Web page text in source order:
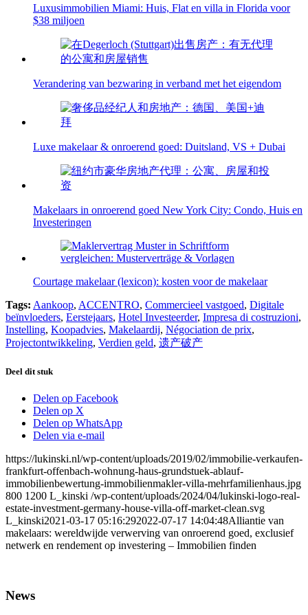
Luxusimmobilien Miami: Huis, Flat en villa in Florida voor
$38 miljoen
Verandering van bezwaring in verband met het eigendom
Luxe makelaar & onroerend goed: Duitsland, VS + Dubai
Makelaars in onroerend goed New York City: Condo, Huis en
Investeringen
Courtage makelaar (lexicon): kosten voor de makelaar
Tags: Aankoop, ACCENTRO, Commercieel vastgoed, Digitale
beïnvloeders, Eerstejaars, Hotel Investeerder, Impresa di costruzioni,
Instelling, Koopadvies, Makelaardij, Négociation de prix,
Projectontwikkeling, Verdien geld, 遗产破产
Deel dit stuk
Delen op Facebook
Delen op X
Delen op WhatsApp
Delen via e-mail
https://lukinski.nl/wp-content/uploads/2019/02/immobilie-verkaufen-
frankfurt-offenbach-wohnung-haus-grundstuek-ablauf-
immobilienbewertung-immobilienmakler-villa-mehrfamilienhaus.jpg
800 1200 L_kinski /wp-content/uploads/2024/04/lukinski-logo-real-
estate-investment-germany-house-villa-off-market-clean.svg
L_kinski2021-03-17 05:16:292022-07-17 14:04:48Alliantie van
makelaars: wereldwijde verwerving van onroerend goed, exclusief
netwerk en rendement op investering – Immobilien finden
News